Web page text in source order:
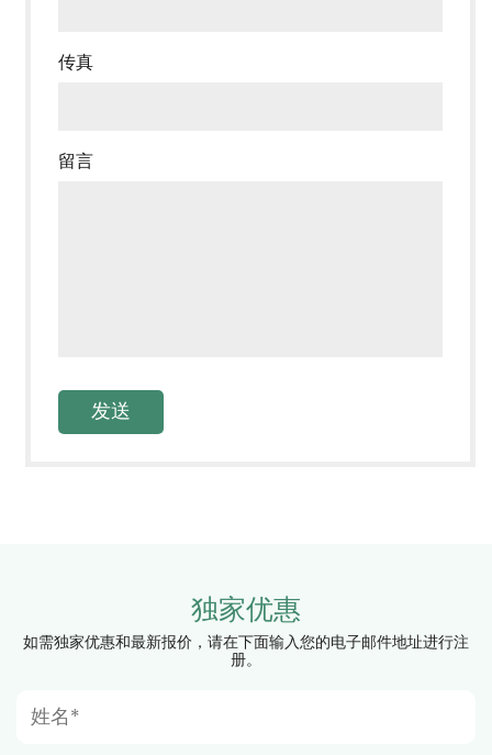
传真
留言
独家优惠
如需独家优惠和最新报价，请在下面输入您的电子邮件地址进行注
册。